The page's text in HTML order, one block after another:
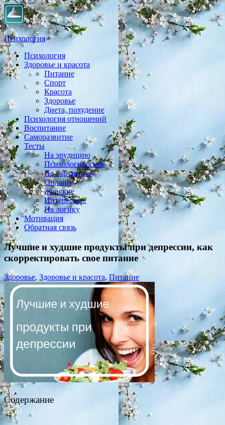
Психология
Практическая психология, личностный рост, экология,
здоровье, воспитание,
Психология
Здоровье и красота
Питание
Спорт
Красота
Здоровье
Диета, похудение
Психология отношений
Воспитание
Саморазвитие
Тесты
На эрудицию
Психологические
По картинкам
Онлайн
Женские
Интересные
На логику
Мотивация
Обратная связь
Лучшие и худшие продукты при депрессии, как
скорректировать свое питание
Здоровье, Здоровье и красота, Питание
Содержание